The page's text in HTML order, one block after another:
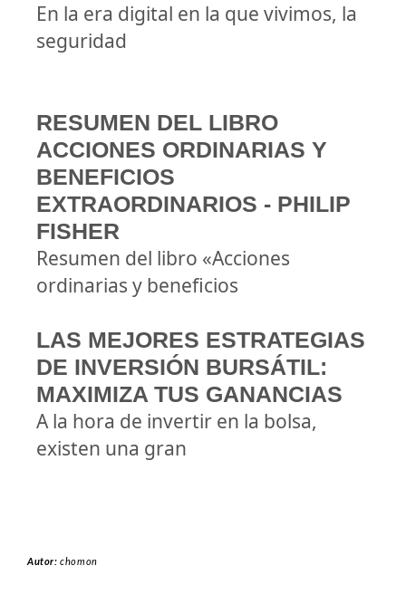
En la era digital en la que vivimos, la
seguridad
RESUMEN DEL LIBRO
ACCIONES ORDINARIAS Y
BENEFICIOS
EXTRAORDINARIOS - PHILIP
FISHER
Resumen del libro «Acciones
ordinarias y beneficios
LAS MEJORES ESTRATEGIAS
DE INVERSIÓN BURSÁTIL:
MAXIMIZA TUS GANANCIAS
A la hora de invertir en la bolsa,
existen una gran
Autor:chomon